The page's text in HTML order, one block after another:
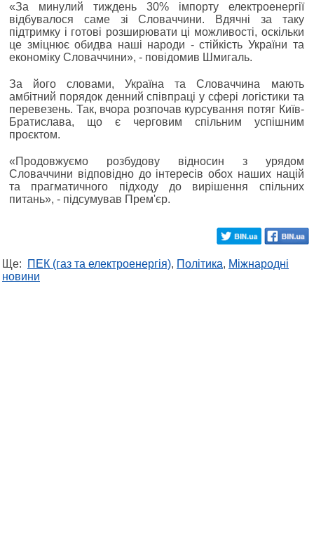
«За минулий тиждень 30% імпорту електроенергії
відбувалося саме зі Словаччини. Вдячні за таку
підтримку і готові розширювати ці можливості, оскільки
це зміцнює обидва наші народи - стійкість України та
економіку Словаччини», - повідомив Шмигаль.
За його словами, Україна та Словаччина мають
амбітний порядок денний співпраці у сфері логістики та
перевезень. Так, вчора розпочав курсування потяг Київ-
Братислава, що є черговим спільним успішним
проєктом.
«Продовжуємо розбудову відносин з урядом
Словаччини відповідно до інтересів обох наших націй
та прагматичного підходу до вирішення спільних
питань», - підсумував Прем'єр.
Ще: ПЕК (газ та електроенергія), Політика, Міжнародні
новини